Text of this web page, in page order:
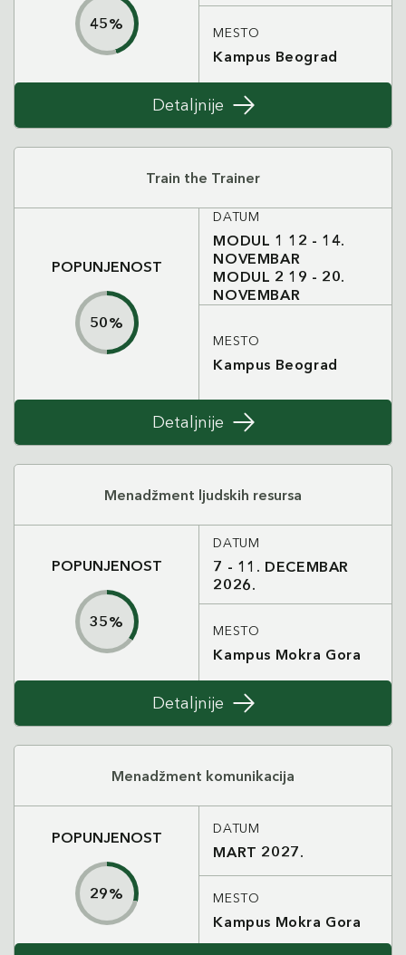
45%
MESTO
Kampus Beograd
Detaljnije
Train the Trainer
POPUNJENOST
50%
DATUM
MODUL 1 12 - 14.
NOVEMBAR
MODUL 2 19 - 20.
NOVEMBAR
MESTO
Kampus Beograd
Detaljnije
Menadžment ljudskih resursa
POPUNJENOST
35%
DATUM
7 - 11. DECEMBAR
2026.
MESTO
Kampus Mokra Gora
Detaljnije
Menadžment komunikacija
POPUNJENOST
29%
DATUM
MART 2027.
MESTO
Kampus Mokra Gora